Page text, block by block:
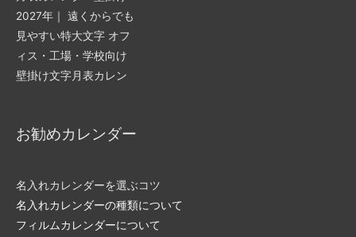
お勧めカレンダー
名入れカレンダーを選ぶコツ
名入れカレンダーの種類について
フィルムカレンダーについて